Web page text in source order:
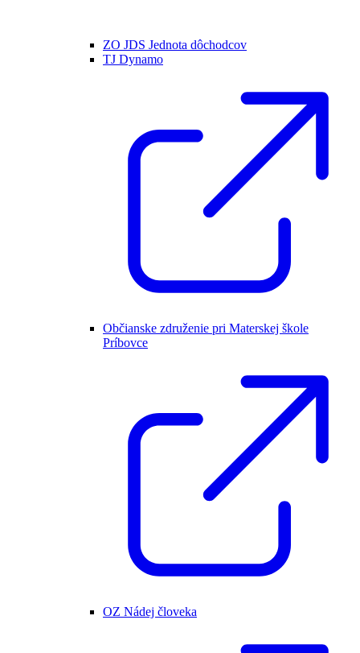
ZO JDS Jednota dôchodcov
TJ Dynamo
Občianske združenie pri Materskej škole
Príbovce
OZ Nádej človeka